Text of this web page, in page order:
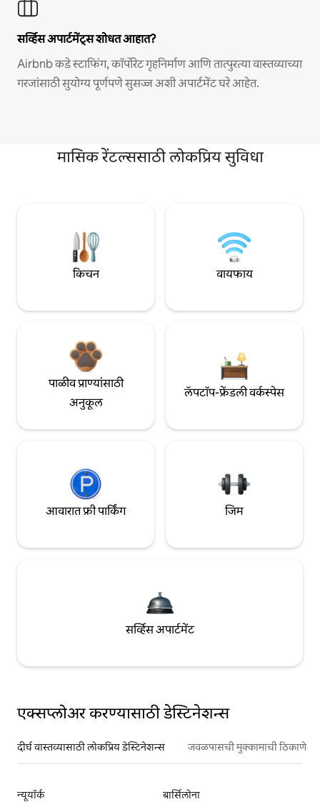
सर्व्हिस अपार्टमेंट्स शोधत आहात?
Airbnb कडे स्टाफिंग, कॉर्पोरेट गृहनिर्माण आणि तात्पुरत्या वास्तव्याच्या
गरजांसाठी सुयोग्य पूर्णपणे सुसज्ज अशी अपार्टमेंट घरे आहेत.
मासिक रेंटल्ससाठी लोकप्रिय सुविधा
किचन वायफाय
पाळीव प्राण्यांसाठी
अनुकूल
लॅपटॉप-फ्रेंडली वर्कस्पेस
आवारात फ्री पार्किंग जिम
सर्व्हिस अपार्टमेंट
एक्सप्लोअर करण्यासाठी डेस्टिनेशन्स
दीर्घ वास्तव्यासाठी लोकप्रिय डेस्टिनेशन्स जवळपासची मुक्कामाची ठिकाणे
न्यूयॉर्क
बार्सिलोना